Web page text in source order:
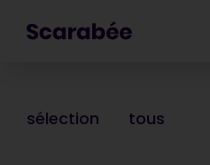
sélection tous